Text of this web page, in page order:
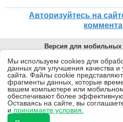
Авторизуйтесь на
Версия для мобильных
© 2026 Беломорканал
Joomla!is Free Software released
License.
Mobile version by
Desktop
СИ "Информационное агентство "Беломорканал" регистрационный номер ЭЛ № ФС77-77001
Мы используем cookies для
данных для улучшения качества и
сайта. Файлы cookie
фрагменты данных, которые
вашем компьютере или мобильном
обеспечивают более эффективную
Оставаясь на сайте, вы
и принимаете условия.